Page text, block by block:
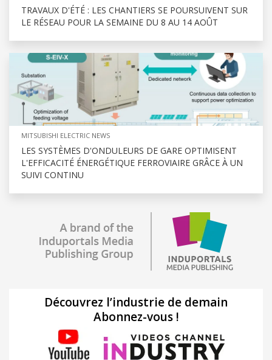
TRAVAUX D'ÉTÉ : LES CHANTIERS SE POURSUIVENT SUR
LE RÉSEAU POUR LA SEMAINE DU 8 AU 14 AOÛT
MITSUBISHI ELECTRIC NEWS
LES SYSTÈMES D'ONDULEURS DE GARE OPTIMISENT
L'EFFICACITÉ ÉNERGÉTIQUE FERROVIAIRE GRÂCE À UN
SUIVI CONTINU
Découvrez l’industrie de demain
Abonnez-vous !